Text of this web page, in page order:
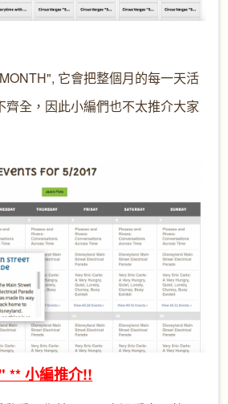
它會把整個月的每一天活
齊全，因此小編們也不太推介大家
** 小編推介!!